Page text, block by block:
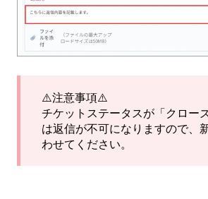
⚠️注意事項⚠️
チケットステータスが「クロー
は返信が不可になりますので、
わせてください。